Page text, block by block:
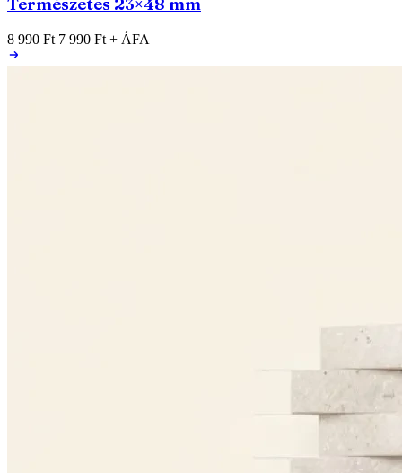
Természetes 23×48 mm
8 990 Ft 7 990 Ft + ÁFA